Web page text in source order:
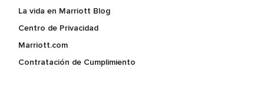
La vida en Marriott Blog
Centro de Privacidad
Marriott.com
Contratación de Cumplimiento